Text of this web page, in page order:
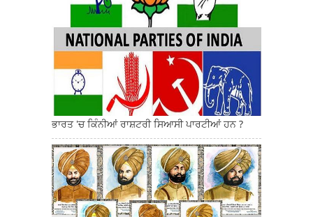
ਭਾਰਤ 'ਚ ਕਿੰਨੀਆਂ ਰਾਸ਼ਟਰੀ ਸਿਆਸੀ ਪਾਰਟੀਆਂ ਹਨ ?